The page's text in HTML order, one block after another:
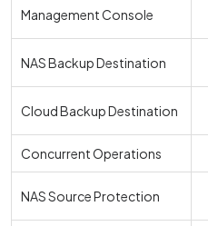
Management Console
NAS Backup Destination
Cloud Backup Destination
Concurrent Operations
NAS Source Protection